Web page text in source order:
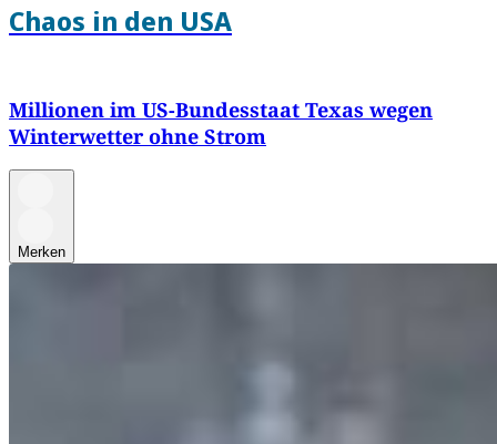
Chaos in den USA
Millionen im US-Bundesstaat Texas wegen
Winterwetter ohne Strom
Merken